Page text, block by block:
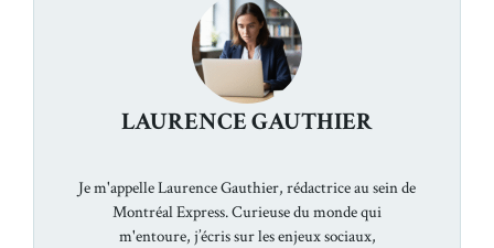
LAURENCE GAUTHIER
Je m'appelle Laurence Gauthier, rédactrice au sein de
Montréal Express. Curieuse du monde qui
m'entoure, j’écris sur les enjeux sociaux,